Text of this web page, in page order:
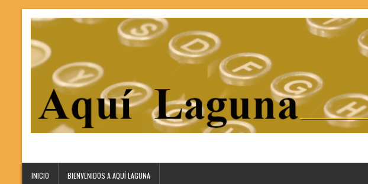
INICIO BIENVENIDOS A AQUÍ LAGUNA